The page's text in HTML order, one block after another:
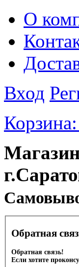
О
Вход
Корзина:
Обратная
Обратная связь!
Если хотите